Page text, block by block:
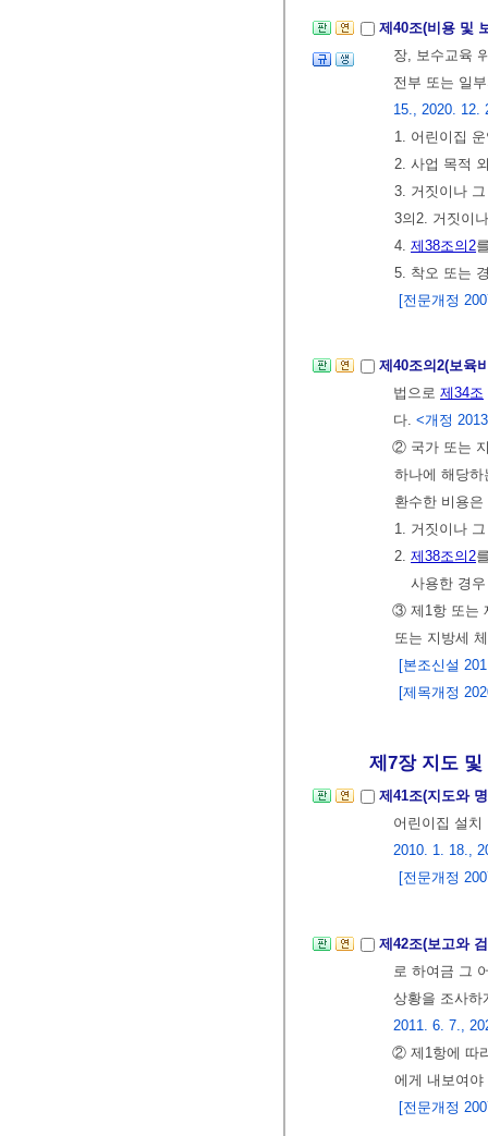
제40조(비용 및
장, 보수교육
전부 또는 일
15., 2020. 12.
1. 어린이집
2. 사업 목적
3. 거짓이나
3의2. 거짓이
4. 제38조의2
5. 착오 또는
[전문개정
제40조의2(보육
법으로 제34조
다. <개정
② 국가 또는
하나에 해당
환수한 비용
1. 거짓이나
2. 제38조의2
사용한 경우
③ 제1항 또는
또는 지방세
[본조신설
[제목개정
제7장 지도 및
제41조(지도와
어린이집 설
2010. 1. 18.,
[전문개정
제42조(보고와
로 하여금 그
상황을 조사
2011. 6. 7.,
② 제1항에 따
에게 내보여야
[전문개정